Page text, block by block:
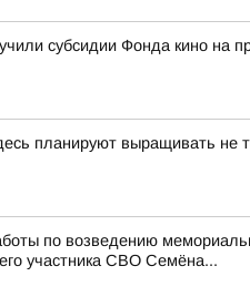
субсидии Фонда кино на
планируют выращивать не
по возведению
участника СВО Семёна...